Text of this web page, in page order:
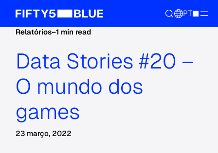
PT
Relatórios–1 min read
Data Stories #20 –
O mundo dos
games
23 março, 2022